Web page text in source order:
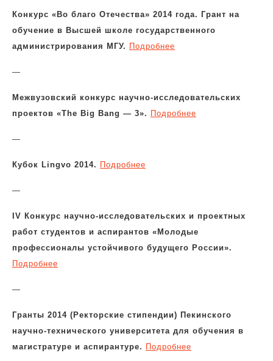
Конкурс «Во благо Отечества» 2014 года. Грант на
обучение в Высшей школе государственного
администрирования МГУ. Подробнее
—
Межвузовский конкурс научно-исследовательских
проектов «The Big Bang — 3». Подробнее
—
Кубок Lingvo 2014. Подробнее
—
IV Конкурс научно-исследовательских и проектных
работ студентов и аспирантов «Молодые
профессионалы устойчивого будущего России».
Подробнее
—
Гранты 2014 (Ректорские стипендии) Пекинского
научно-технического университета для обучения в
магистратуре и аспирантуре. Подробнее